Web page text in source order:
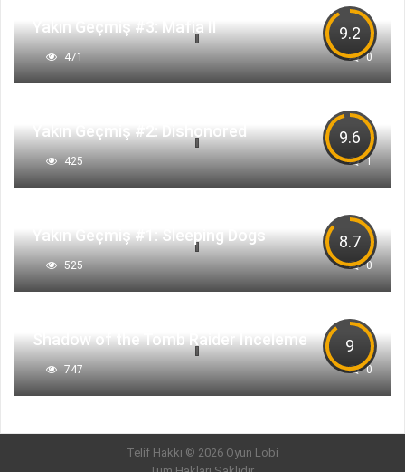
9.2
Yakın Geçmiş #3: Mafia II
471 0
9.6
Yakın Geçmiş #2: Dishonored
425 1
8.7
Yakın Geçmiş #1: Sleeping Dogs
525 0
9
Shadow of the Tomb Raider İnceleme
747 0
Telif Hakkı © 2026 Oyun Lobi